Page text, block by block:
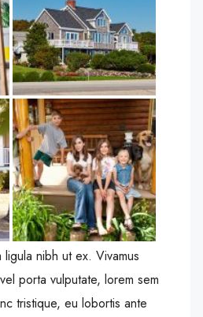
nibh ut ex. Vivamus
porta vulputate, lorem sem
tristique, eu lobortis ante